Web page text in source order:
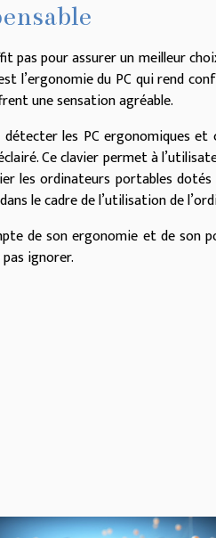
pour assurer un meilleur
l’ergonomie du PC qui rend
une sensation agréable.
les PC ergonomiques et
Ce clavier permet à
les ordinateurs portables dotés
le cadre de l’utilisation de
de son ergonomie et de son
ignorer.